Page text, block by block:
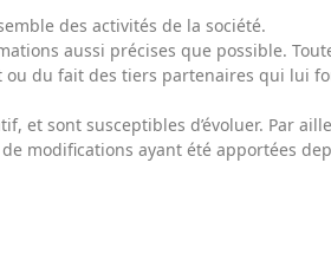
des activités de la société.
aussi précises que possible.
ou du fait des tiers partenaires qui lui
et sont susceptibles d’évoluer. Par
modifications ayant été apportées